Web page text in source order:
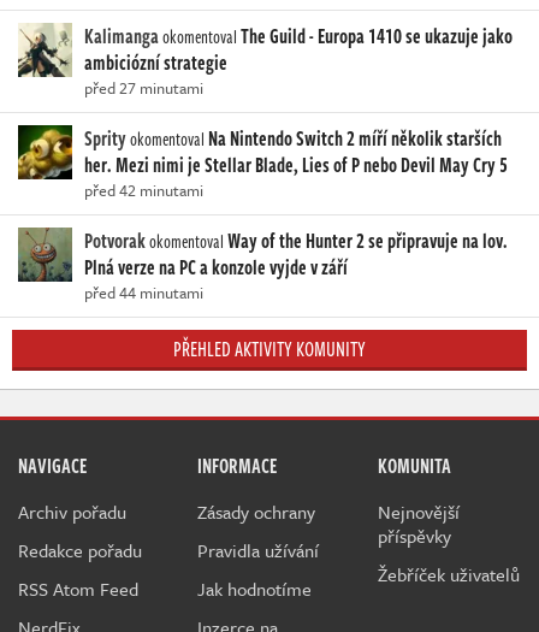
KalimangaokomentovalThe Guild - Europa 1410 se ukazuje jako
ambiciózní strategie
před 27 minutami
Sprityokomentoval Na Nintendo Switch 2 míří několik starších
her. Mezi nimi je Stellar Blade, Lies of P nebo Devil May Cry 5
před 42 minutami
PotvorakokomentovalWay of the Hunter 2 se připravuje na lov.
Plná verze na PC a konzole vyjde v září
před 44 minutami
PŘEHLED AKTIVITY KOMUNITY
NAVIGACE
Archiv pořadu
Redakce pořadu
RSS Atom Feed
INFORMACE
Zásady ochrany
Pravidla užívání
Jak hodnotíme
KOMUNITA
Nejnovější
příspěvky
Žebříček uživatelů